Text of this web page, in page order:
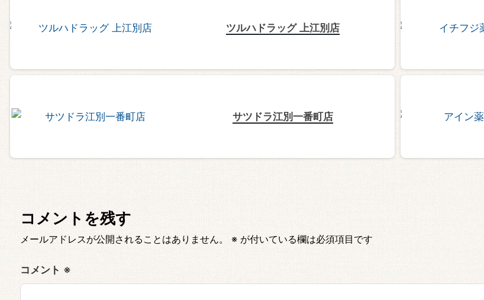
ツルハドラッグ 上江別店
サツドラ江別一番町店
コメントを残す
メールアドレスが公開されることはありません。 ※ が付いている欄は必須項目です
コメント ※